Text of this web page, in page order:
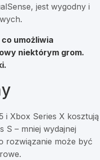
jest wygodny i
umożliwia
niektórym grom.
i Xbox Series X kosztują
S – mniej wydajnej
rozwiązanie może być